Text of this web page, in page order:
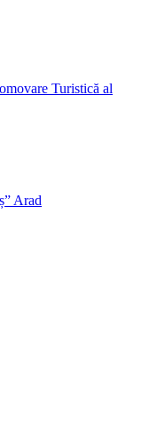
Turistică al
Arad